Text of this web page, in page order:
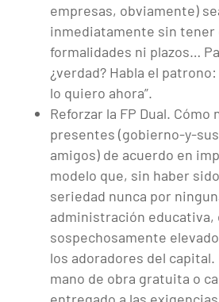
empresas, obviamente)
inmediatamente sin tener
formalidades ni plazos…
¿verdad? Habla el
lo quiero ahora”.
Reforzar la FP Dual. Cómo
presentes (gobierno-y-
amigos) de acuerdo en
modelo que, sin haber
seriedad nunca por
administración educativa,
sospechosamente
los adoradores del
mano de obra gratuita o